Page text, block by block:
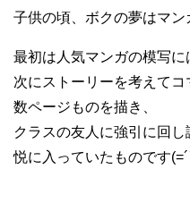
子供の頃、ボクの夢はマン
最初は人気マンガの模写に
次にストーリーを考えてコ
数ページものを描き、
クラスの友人に強引に回し
悦に入っていたものです